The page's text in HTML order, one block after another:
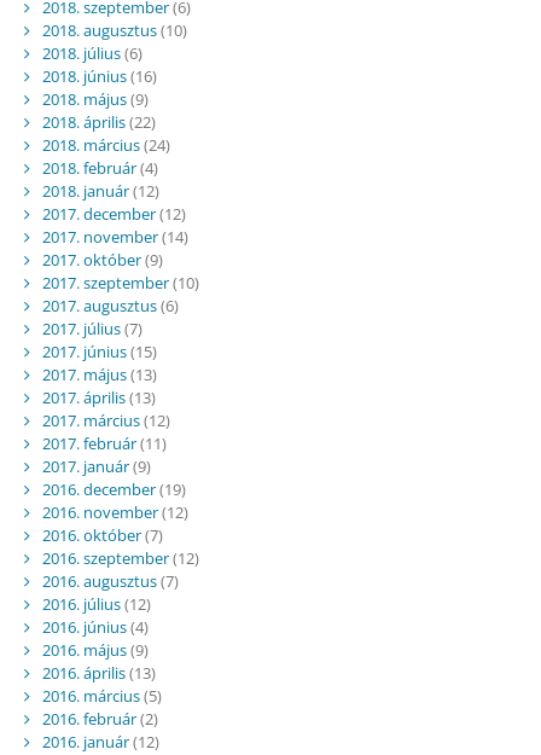
2018. szeptember(6)
2018. augusztus(10)
2018. július(6)
2018. június(16)
2018. május(9)
2018. április(22)
2018. március(24)
2018. február(4)
2018. január(12)
2017. december(12)
2017. november(14)
2017. október(9)
2017. szeptember(10)
2017. augusztus(6)
2017. július(7)
2017. június(15)
2017. május(13)
2017. április(13)
2017. március(12)
2017. február(11)
2017. január(9)
2016. december(19)
2016. november(12)
2016. október(7)
2016. szeptember(12)
2016. augusztus(7)
2016. július(12)
2016. június(4)
2016. május(9)
2016. április(13)
2016. március(5)
2016. február(2)
2016. január(12)